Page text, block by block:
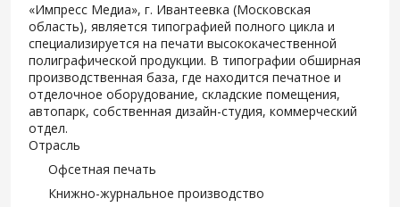
«Импресс Медиа», г. Ивантеевка (Московская
область), является типографией полного цикла и
специализируется на печати высококачественной
полиграфической продукции. В типографии обширная
производственная база, где находится печатное и
отделочное оборудование, складские помещения,
автопарк, собственная дизайн-студия, коммерческий
отдел.
Отрасль
Офсетная печать
Книжно-журнальное производство